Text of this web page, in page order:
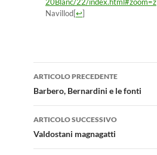
Navillod[↩]
Navigazione
articolo
ARTICOLO PRECEDENTE
Barbero, Bernardini e le fonti
ARTICOLO SUCCESSIVO
Valdostani magnagatti